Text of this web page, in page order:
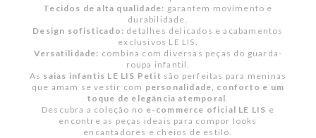
Tecidos de alta qualidade: garantem movimento e
durabilidade.
Design sofisticado: detalhes delicados e acabamentos
exclusivos LE LIS.
Versatilidade: combina com diversas peças do guarda-
roupa infantil.
As saias infantis LE LIS Petit são perfeitas para meninas
que amam se vestir com personalidade, conforto e um
toque de elegância atemporal.
Descubra a coleção no e-commerce oficial LE LIS e
encontre as peças ideais para compor looks
encantadores e cheios de estilo.